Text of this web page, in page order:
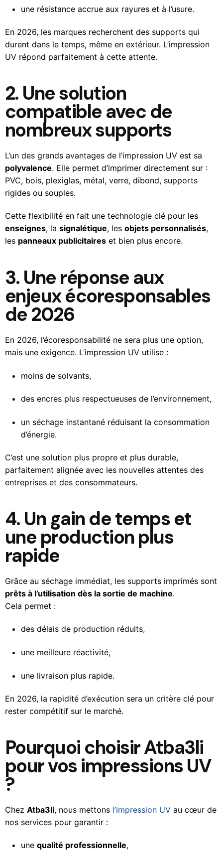
une résistance accrue aux rayures et à l’usure.
En 2026, les marques recherchent des supports qui
durent dans le temps, même en extérieur. L’impression
UV répond parfaitement à cette attente.
2. Une solution
compatible avec de
nombreux supports
L’un des grands avantages de l’impression UV est sa
polyvalence. Elle permet d’imprimer directement sur :
PVC, bois, plexiglas, métal, verre, dibond, supports
rigides ou souples.
Cette flexibilité en fait une technologie clé pour les
enseignes, la signalétique, les objets personnalisés,
les panneaux publicitaires et bien plus encore.
3. Une réponse aux
enjeux écoresponsables
de 2026
En 2026, l’écoresponsabilité ne sera plus une option,
mais une exigence. L’impression UV utilise :
moins de solvants,
des encres plus respectueuses de l’environnement,
un séchage instantané réduisant la consommation
d’énergie.
C’est une solution plus propre et plus durable,
parfaitement alignée avec les nouvelles attentes des
entreprises et des consommateurs.
4. Un gain de temps et
une production plus
rapide
Grâce au séchage immédiat, les supports imprimés sont
prêts à l’utilisation dès la sortie de machine.
Cela permet :
des délais de production réduits,
une meilleure réactivité,
une livraison plus rapide.
En 2026, la rapidité d’exécution sera un critère clé pour
rester compétitif sur le marché.
Pourquoi choisir Atba3li
pour vos impressions UV
?
Chez Atba3li, nous mettons l’impression UV au cœur de
nos services pour garantir :
une qualité professionnelle,